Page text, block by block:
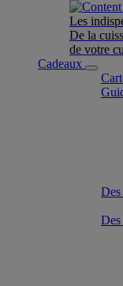
Les
De la
de votre
Cadeaux
Des
Des